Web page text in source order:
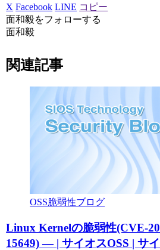
X Facebook LINE コピー
面和毅をフォローする
面和毅
関連記事
OSS脆弱性ブログ
Linux Kernelの脆弱性(CVE-
15649) — | サイオスOSS | サ